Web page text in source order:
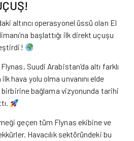
altıncı operasyonel üssü olan El
başlattığı ilk direkt uçuşu
Suudi Arabistan’da altı farklı
hava yolu olma unvanını elde
birbirine bağlama vizyonunda tarihi
geçen tüm Flynas ekibine ve
Havacılık sektöründeki bu